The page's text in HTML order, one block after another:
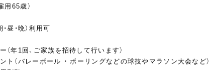
用65歳）
昼・晩）利用可
（年1回、ご家族を招待して行います）
ト（バレーボール ・ ボーリングなどの球技やマラソン大会など）